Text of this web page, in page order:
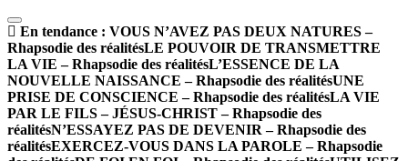
En tendance : VOUS N’AVEZ PAS DEUX NATURES –
Rhapsodie des réalitésLE POUVOIR DE TRANSMETTRE
LA VIE – Rhapsodie des réalitésL’ESSENCE DE LA
NOUVELLE NAISSANCE – Rhapsodie des réalitésUNE
PRISE DE CONSCIENCE – Rhapsodie des réalitésLA VIE
PAR LE FILS – JÉSUS-CHRIST – Rhapsodie des
réalitésN’ESSAYEZ PAS DE DEVENIR – Rhapsodie des
réalitésEXERCEZ-VOUS DANS LA PAROLE – Rhapsodie